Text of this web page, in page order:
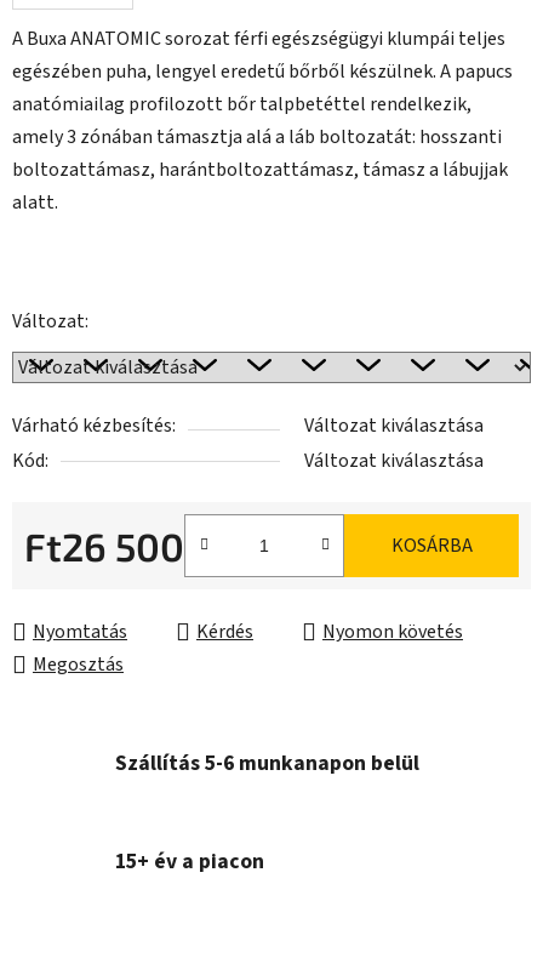
A Buxa ANATOMIC sorozat férfi egészségügyi klumpái teljes
egészében puha, lengyel eredetű bőrből készülnek. A papucs
anatómiailag profilozott bőr talpbetéttel rendelkezik,
amely 3 zónában támasztja alá a láb boltozatát: hosszanti
boltozattámasz, harántboltozattámasz, támasz a lábujjak
alatt.
Változat:
Várható kézbesítés:
Változat kiválasztása
Kód:
Változat kiválasztása
Ft26 500 KOSÁRBA
Nyomtatás Kérdés
Nyomon követés
Megosztás
Szállítás 5-6 munkanapon belül
15+ év a piacon